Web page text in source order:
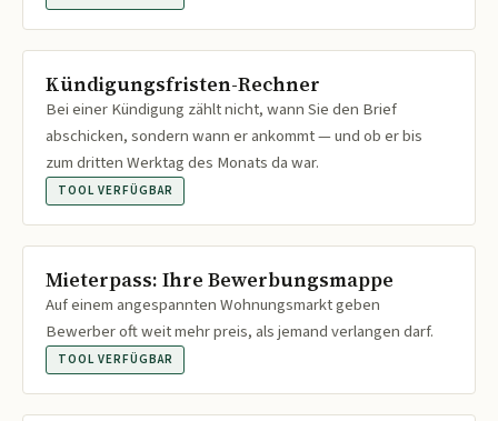
Kündigungsfristen-Rechner
Bei einer Kündigung zählt nicht, wann Sie den Brief
abschicken, sondern wann er ankommt — und ob er bis
zum dritten Werktag des Monats da war.
TOOL VERFÜGBAR
Mieterpass: Ihre Bewerbungsmappe
Auf einem angespannten Wohnungsmarkt geben
Bewerber oft weit mehr preis, als jemand verlangen darf.
TOOL VERFÜGBAR